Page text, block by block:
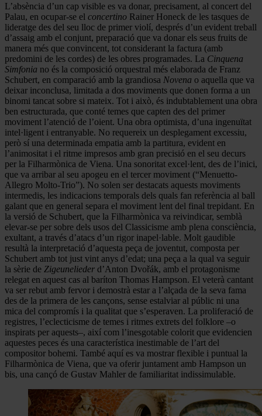
L’absència d’un cap visible es va donar, precisament, al concert del
Palau, en ocupar-se el concertino Rainer Honeck de les tasques de
lideratge des del seu lloc de primer violí, després d’un evident treball
d’assaig amb el conjunt, preparació que va donar els seus fruits de
manera més que convincent, tot considerant la factura (amb
predomini de les cordes) de les obres programades. La Cinquena
Simfonia no és la composició orquestral més elaborada de Franz
Schubert, en comparació amb la grandiosa Novena o aquella que va
deixar inconclusa, limitada a dos moviments que donen forma a un
binomi tancat sobre si mateix. Tot i això, és indubtablement una obra
ben estructurada, que conté temes que capten des del primer
moviment l’atenció de l’oient. Una obra optimista, d’una ingenuïtat
intel·ligent i entranyable. No requereix un desplegament excessiu,
però sí una determinada empatia amb la partitura, evident en
l’animositat i el ritme impresos amb gran precisió en el seu decurs
per la Filharmònica de Viena. Una sonoritat excel·lent, des de l’inici,
que va arribar al seu apogeu en el tercer moviment (“Menuetto-
Allegro Molto-Trio”). No solen ser destacats aquests moviments
intermedis, les indicacions temporals dels quals fan referència al ball
galant que en general separa el moviment lent del final trepidant. En
la versió de Schubert, que la Filharmònica va reivindicar, semblà
elevar-se per sobre dels usos del Classicisme amb plena consciència,
exultant, a través d’atacs d’un rigor inapel·lable. Molt gaudible
resultà la interpretació d’aquesta peça de joventut, composta per
Schubert amb tot just vint anys d’edat; una peça a la qual va seguir
la sèrie de Zigeunelieder d’Anton Dvořák, amb el protagonisme
relegat en aquest cas al baríton Thomas Hampson. El veterà cantant
va ser rebut amb fervor i demostrà estar a l’alçada de la seva fama
des de la primera de les cançons, sense estalviar al públic ni una
mica del compromís i la qualitat que s’esperaven. La proliferació de
registres, l’eclecticisme de temes i ritmes extrets del folklore –o
inspirats per aquests–, així com l’inesgotable colorit que evidencien
aquestes peces és una característica inestimable de l’art del
compositor bohemi. També aquí es va mostrar flexible i puntual la
Filharmònica de Viena, que va oferir juntament amb Hampson un
bis, una cançó de Gustav Mahler de familiaritat indissimulable.